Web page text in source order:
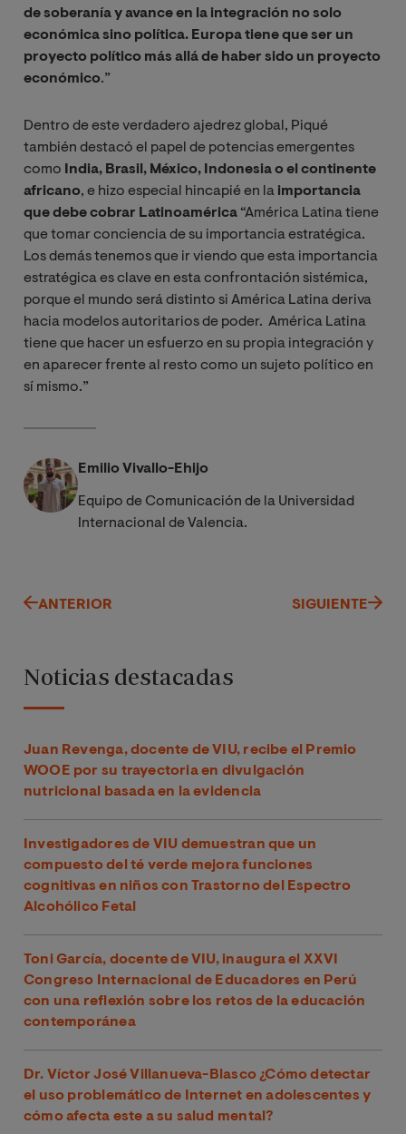
de soberanía y avance en la integración no solo
económica sino política. Europa tiene que ser un
proyecto político más allá de haber sido un proyecto
económico.”
Dentro de este verdadero ajedrez global, Piqué
también destacó el papel de potencias emergentes
como
India, Brasil, México, Indonesia o el continente
africano, e hizo especial hincapié en la importancia
que debe cobrar Latinoamérica “América Latina tiene
que tomar conciencia de su importancia estratégica.
Los demás tenemos que ir viendo que esta importancia
estratégica es clave en esta confrontación sistémica,
porque el mundo será distinto si América Latina deriva
hacia modelos autoritarios de poder. América Latina
tiene que hacer un esfuerzo en su propia integración y
en aparecer frente al resto como un sujeto político en
sí mismo.”
Emilio Vivallo-Ehijo
Equipo de Comunicación de la Universidad
Internacional de Valencia.
ANTERIOR SIGUIENTE
Noticias destacadas
Juan Revenga, docente de VIU, recibe el Premio
WOOE por su trayectoria en divulgación
nutricional basada en la evidencia
Investigadores de VIU demuestran que un
compuesto del té verde mejora funciones
cognitivas en niños con Trastorno del Espectro
Alcohólico Fetal
Toni García, docente de VIU, inaugura el XXVI
Congreso Internacional de Educadores en Perú
con una reflexión sobre los retos de la educación
contemporánea
Dr. Víctor José Villanueva-Blasco ¿Cómo detectar
el uso problemático de Internet en adolescentes y
cómo afecta este a su salud mental?